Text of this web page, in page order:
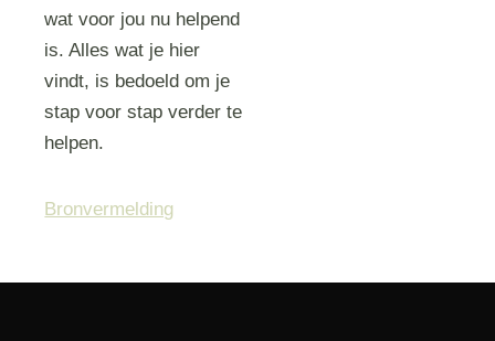
wat voor jou nu helpend
is. Alles wat je hier
vindt, is bedoeld om je
stap voor stap verder te
helpen.
Bronvermelding